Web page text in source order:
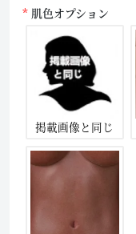
肌色オプション
掲載画像と同じ